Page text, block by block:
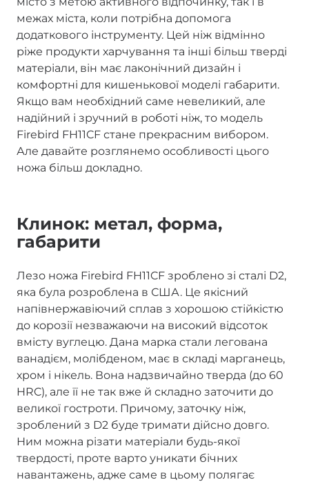
межах міста, коли потрібна допомога
додаткового інструменту. Цей ніж відмінно
ріже продукти харчування та інші більш тверді
матеріали, він має лаконічний дизайн і
комфортні для кишенькової моделі габарити.
Якщо вам необхідний саме невеликий, але
надійний і зручний в роботі ніж, то модель
Firebird FH11CF стане прекрасним вибором.
Але давайте розглянемо особливості цього
ножа більш докладно.
Клинок: метал, форма,
габарити
Лезо ножа Firebird FH11CF зроблено зі сталі D2,
яка була розроблена в США. Це якісний
напівнержавіючий сплав з хорошою стійкістю
до корозії незважаючи на високий відсоток
вмісту вуглецю. Дана марка стали легована
ванадієм, молібденом, має в складі марганець,
хром і нікель. Вона надзвичайно тверда (до 60
HRC), але її не так вже й складно заточити до
великої гостроти. Причому, заточку ніж,
зроблений з D2 буде тримати дійсно довго.
Ним можна різати матеріали будь-якої
твердості, проте варто уникати бічних
навантажень, адже саме в цьому полягає